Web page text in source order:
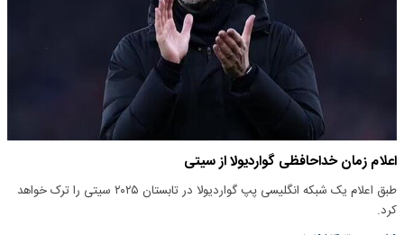
اعلام زمان خداحافظی گواردیولا از سیتی
طبق اعلام یک شبکه انگلیسی پپ گواردیولا در تابستان ۲۰۲۵ سیتی را ترک خواهد
کرد.